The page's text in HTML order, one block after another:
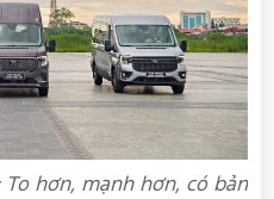
hơn, mạnh hơn, có bản